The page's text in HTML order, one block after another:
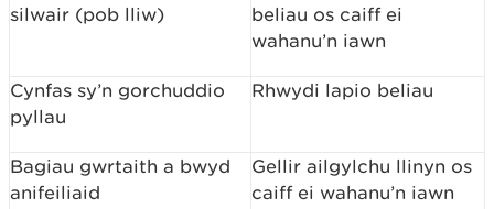
silwair (pob lliw)
beliau os caiff ei
wahanu’n iawn
Cynfas sy’n gorchuddio
pyllau
Rhwydi lapio beliau
Bagiau gwrtaith a bwyd
anifeiliaid
Gellir ailgylchu llinyn os
caiff ei wahanu’n iawn